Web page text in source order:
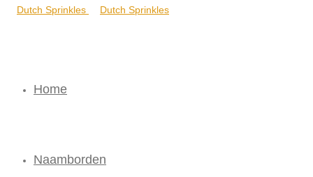
Home
Naamborden